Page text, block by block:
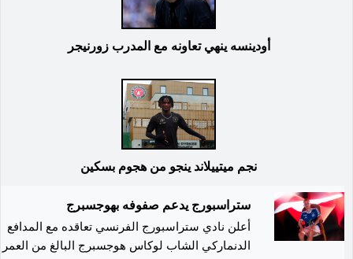
أودينسه ينهي تعاونه مع المدرب زورنيجر
نجم ميتييلاند ينجو من هجوم بسكين
ستراسبورج يدعم صفوفه بهوجسبرج
أعلن نادي ستراسبورج الفرنسي تعاقده مع المدافع
الدنماركي الشاب لوكاس هوجسبرج البالغ من العمر